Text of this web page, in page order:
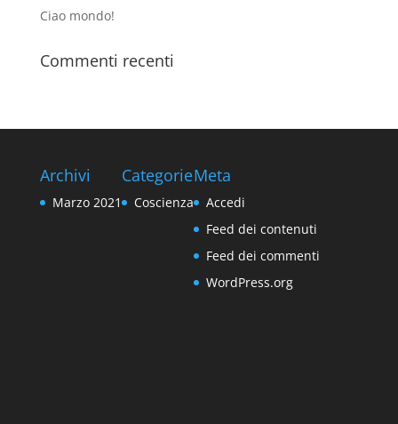
Ciao mondo!
Commenti recenti
Archivi
Marzo 2021
Categorie
Coscienza
Meta
Accedi
Feed dei contenuti
Feed dei commenti
WordPress.org